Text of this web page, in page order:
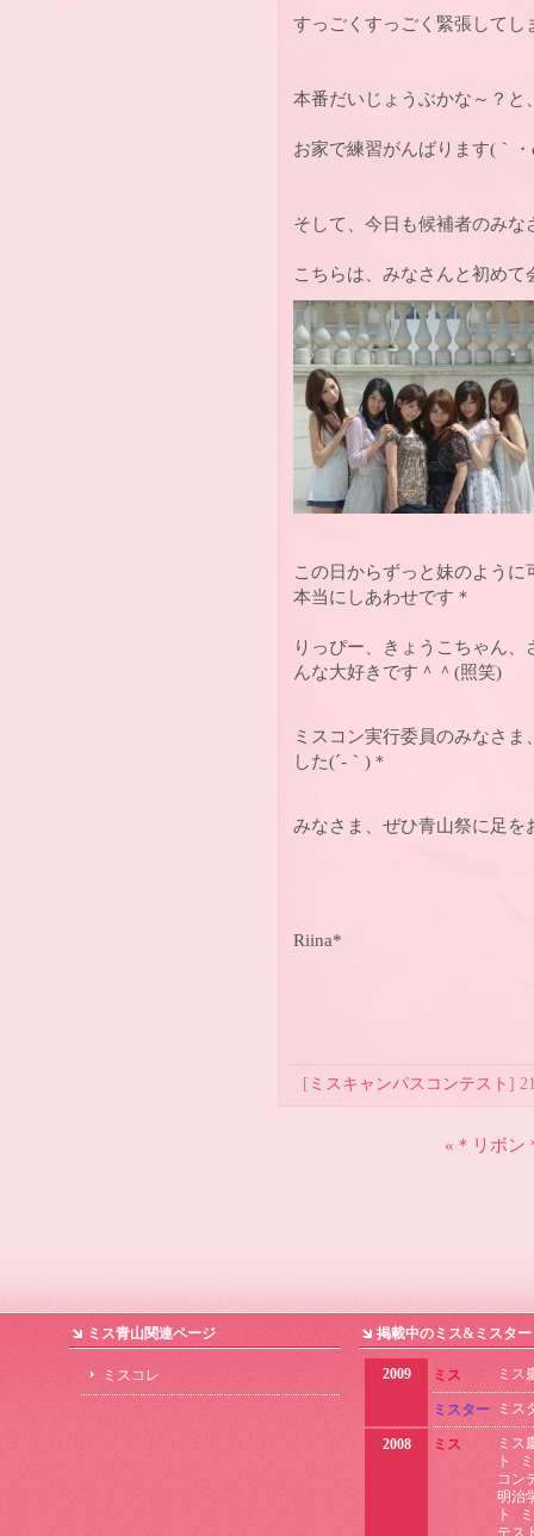
すっごくすっごく緊張してし
本番だいじょうぶかな～？と
お家で練習がんばります(｀
そして、今日も候補者のみ
こちらは、みなさんと初めて
この日からずっと妹のよう
本当にしあわせです＊
りっぴー、きょうこちゃん
んな大好きです＾＾(照笑)
ミスコン実行委員のみなさ
した(´-｀)＊
みなさま、ぜひ青山祭に足を
Riina*
[ ミスキャンパスコンテスト]
«＊リボン
ミス青山関連ページ
ミスコレ
掲載中のミス&ミスタ
2009 ミス ミス
ミスター ミス
2008 ミス
ミス
ト
コン
明治
ト
テス